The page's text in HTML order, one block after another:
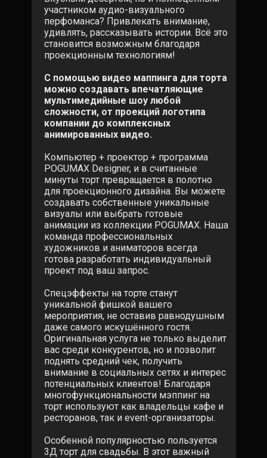
участником аудио-визуального
перфоманса? Привлекать внимание,
удивлять, рассказывать истории. Всё это
становится возможным благодаря
проекционным технологиям!
С помощью видео маппинга для торта
можно создавать впечатляющие
мультимедийные шоу любой
сложности, от проекций логотипа
компании до комплексных
анимированных видео.
Компьютер + проектор + программа
POGUMAX Designer, и в считанные
минуты торт превращается в полотно
для проекционного дизайна. Вы можете
создавать собственные уникальные
визуалы или выбрать готовые
анимации из коллекции POGUMAX. Наша
команда профессиональных
художников и аниматоров всегда
готова разработать индивидуальный
проект под ваш запрос.
Спецэффекты на торте станут
уникальной фишкой вашего
мероприятия, не оставив равнодушным
даже самого искушённого гостя.
Оригинальная услуга не только выделит
вас среди конкурентов, но и позволит
поднять средний чек, получить
внимание в социальных сетях и интерес
потенциальных клиентов! Благодаря
многофункциональности мэппинг на
торт используют как владельцы кафе и
ресторанов, так и event-организаторы.
Особенной популярностью пользуется
3Д торт для свадьбы. В этот важный